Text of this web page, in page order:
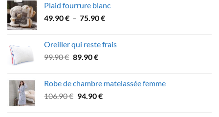
était :
74.90 €.
est :
62.90 €.
Plaid fourrure blanc
49.90€ – 75.90€Plage
49.90 €
Oreiller qui reste frais
99.90€ Le
était :
99.90 €.
89.90€Le
est :
89.90 €.
Robe de chambre matelassée femme
106.90€ Le
94.90€Le